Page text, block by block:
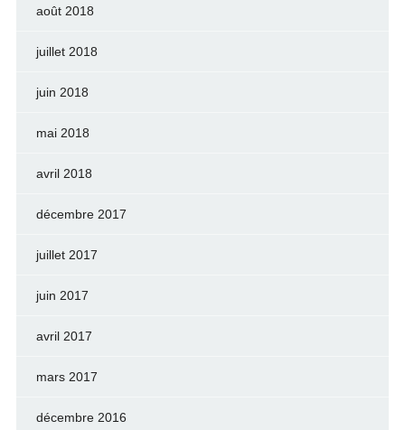
août 2018
juillet 2018
juin 2018
mai 2018
avril 2018
décembre 2017
juillet 2017
juin 2017
avril 2017
mars 2017
décembre 2016